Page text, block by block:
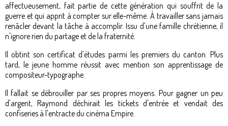
affectueusement, fait partie de cette génération qui souffrit de la
guerre et qui apprit à compter sur elle-même. À travailler sans jamais
renâcler devant la tâche à accomplir. Issu d'une famille chrétienne, il
n'ignore rien du partage et de la fraternité.
Il obtint son certificat d'études parmi les premiers du canton. Plus
tard, le jeune homme réussit avec mention son apprentissage de
compositeur-typographe.
Il fallait se débrouiller par ses propres moyens. Pour gagner un peu
d'argent, Raymond déchirait les tickets d'entrée et vendait des
confiseries à l'entracte du cinéma Empire.